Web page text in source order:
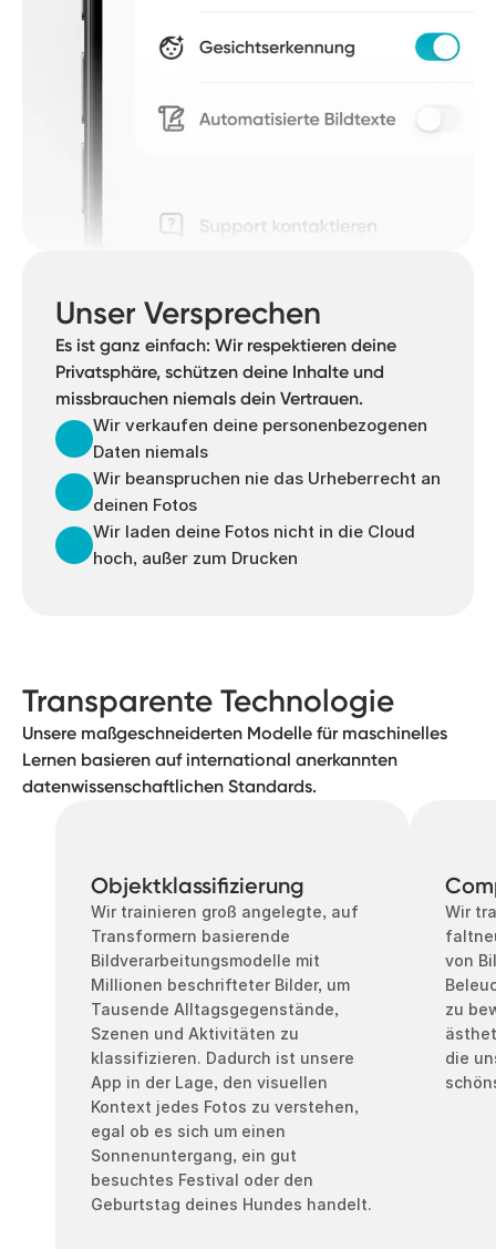
Unser Versprechen
Es ist ganz einfach: Wir respektieren deine
Privatsphäre, schützen deine Inhalte und
missbrauchen niemals dein Vertrauen.
Wir verkaufen deine personenbezogenen
Daten niemals
Wir beanspruchen nie das Urheberrecht an
deinen Fotos
Wir laden deine Fotos nicht in die Cloud
hoch, außer zum Drucken
Transparente Technologie
Unsere maßgeschneiderten Modelle für maschinelles
Lernen basieren auf international anerkannten
datenwissenschaftlichen Standards.
Objektklassifizierung
Wir trainieren groß angelegte, auf
Transformern basierende
Bildverarbeitungsmodelle mit
Millionen beschrifteter Bilder, um
Tausende Alltagsgegenstände,
Szenen und Aktivitäten zu
klassifizieren. Dadurch ist unsere
App in der Lage, den visuellen
Kontext jedes Fotos zu verstehen,
egal ob es sich um einen
Sonnenuntergang, ein gut
besuchtes Festival oder den
Geburtstag deines Hundes handelt.
Wir
von
zu
die